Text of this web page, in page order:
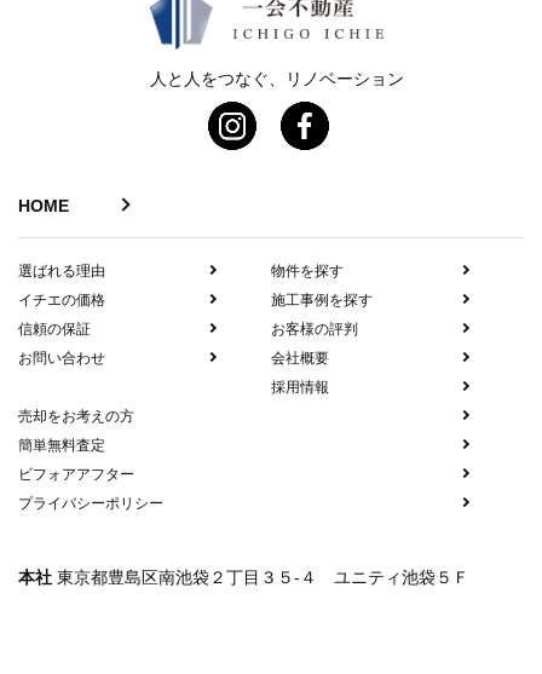
人と人をつなぐ、リノベーション
HOME
選ばれる理由
イチエの価格
信頼の保証
お問い合わせ
物件を探す
施工事例を探す
お客様の評判
会社概要
採用情報
売却をお考えの方
簡単無料査定
ビフォアアフター
プライバシーポリシー
本社 東京都豊島区南池袋２丁目３５-４ ユニティ池袋５Ｆ